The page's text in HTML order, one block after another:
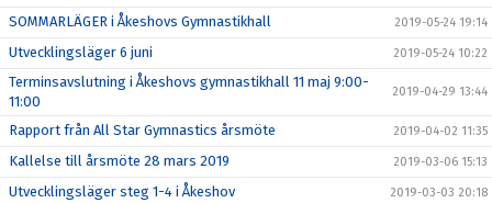
SOMMARLÄGER i Åkeshovs Gymnastikhall 2019-05-24 19:14
Utvecklingsläger 6 juni 2019-05-24 10:22
Terminsavslutning i Åkeshovs gymnastikhall 11 maj 9:00-
11:00
2019-04-29 13:44
Rapport från All Star Gymnastics årsmöte 2019-04-02 11:35
Kallelse till årsmöte 28 mars 2019 2019-03-06 15:13
Utvecklingsläger steg 1-4 i Åkeshov 2019-03-03 20:18